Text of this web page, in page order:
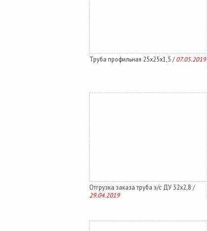
Труба профильная 25х25х1,5 /07.05.2019
Отгрузка заказа труба э/с ДУ 32х2,8 /
29.04.2019